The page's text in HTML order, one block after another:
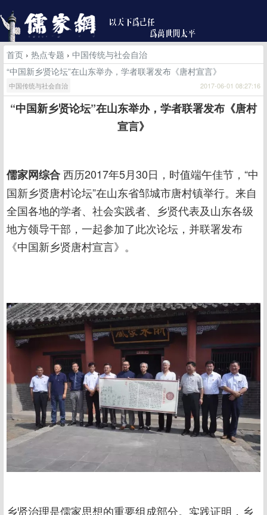
首页 › 热点专题 › 中国传统与社会自治
“中国新乡贤论坛”在山东举办，学者联署发布《唐村宣言》
中国传统与社会自治 2017-06-01 08:27:16
“中国新乡贤论坛”在山东举办，学者联署发布《唐村
宣言》
儒家网综合西历2017年5月30日，时值端午佳节，“中
国新乡贤唐村论坛”在山东省邹城市唐村镇举行。来自
全国各地的学者、社会实践者、乡贤代表及山东各级
地方领导干部，一起参加了此次论坛，并联署发布
《中国新乡贤唐村宣言》。
乡贤治理是儒家思想的重要组成部分。实践证明，乡